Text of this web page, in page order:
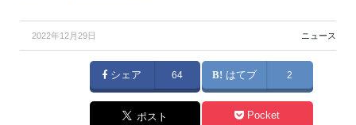
2022年12月29日 ニュース
シェア 64 はてブ 2
ポスト Pocket